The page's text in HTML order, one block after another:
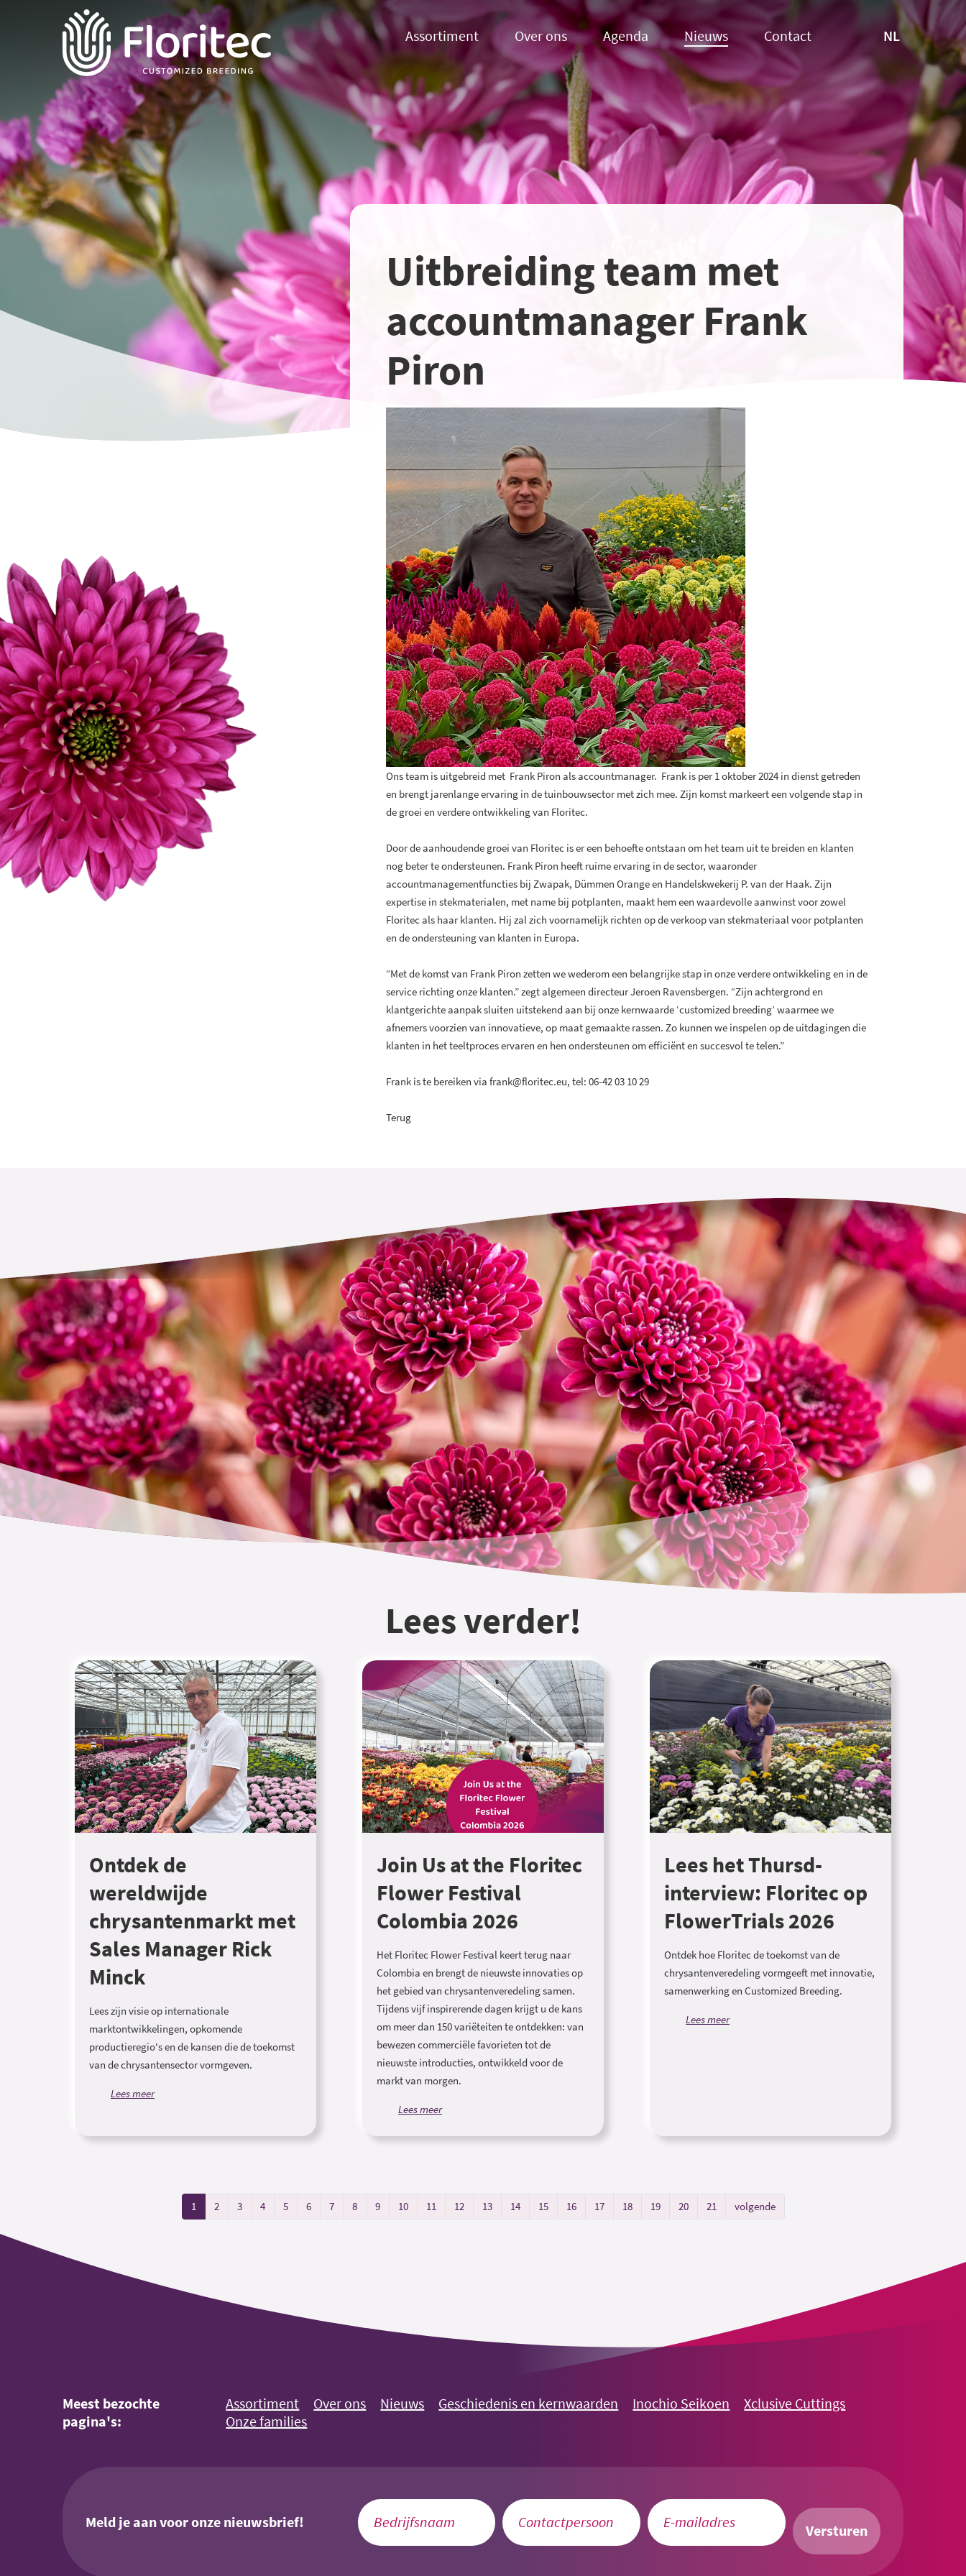
Assortiment Over ons Agenda Nieuws Contact NL
Uitbreiding team met
accountmanager Frank
Piron
Ons team is uitgebreid met Frank Piron als accountmanager. Frank is per 1 oktober 2024 in dienst getreden
en brengt jarenlange ervaring in de tuinbouwsector met zich mee. Zijn komst markeert een volgende stap in
de groei en verdere ontwikkeling van Floritec.
Door de aanhoudende groei van Floritec is er een behoefte ontstaan om het team uit te breiden en klanten
nog beter te ondersteunen. Frank Piron heeft ruime ervaring in de sector, waaronder
accountmanagementfuncties bij Zwapak, Dümmen Orange en Handelskwekerij P. van der Haak. Zijn
expertise in stekmaterialen, met name bij potplanten, maakt hem een waardevolle aanwinst voor zowel
Floritec als haar klanten. Hij zal zich voornamelijk richten op de verkoop van stekmateriaal voor potplanten
en de ondersteuning van klanten in Europa.
“Met de komst van Frank Piron zetten we wederom een belangrijke stap in onze verdere ontwikkeling en in de
service richting onze klanten.” zegt algemeen directeur Jeroen Ravensbergen. “Zijn achtergrond en
klantgerichte aanpak sluiten uitstekend aan bij onze kernwaarde ‘customized breeding’ waarmee we
afnemers voorzien van innovatieve, op maat gemaakte rassen. Zo kunnen we inspelen op de uitdagingen die
klanten in het teeltproces ervaren en hen ondersteunen om efficiënt en succesvol te telen.”
Frank is te bereiken via frank@floritec.eu, tel: 06-42 03 10 29
Terug
Lees verder!
Ontdek de
wereldwijde
chrysantenmarkt met
Sales Manager Rick
Minck
Lees zijn visie op internationale
marktontwikkelingen, opkomende
productieregio's en de kansen die de toekomst
van de chrysantensector vormgeven.
Lees meer
Join Us at the Floritec
Flower Festival
Colombia 2026
Het Floritec Flower Festival keert terug naar
Colombia en brengt de nieuwste innovaties op
het gebied van chrysantenveredeling samen.
Tijdens vijf inspirerende dagen krijgt u de kans
om meer dan 150 variëteiten te ontdekken: van
bewezen commerciële favorieten tot de
nieuwste introducties, ontwikkeld voor de
markt van morgen.
Lees meer
Lees het Thursd-
interview: Floritec op
FlowerTrials 2026
Ontdek hoe Floritec de toekomst van de
chrysantenveredeling vormgeeft met innovatie,
samenwerking en Customized Breeding.
Lees meer
1 2 3 4 5 6 7 8 9 10 11 12 13 14 15 16 17 18 19 20 21 volgende
Meest bezochte
pagina's:
Assortiment Over ons Nieuws Geschiedenis en kernwaarden Inochio Seikoen
Xclusive Cuttings
Onze families
Meld je aan voor onze nieuwsbrief! Versturen